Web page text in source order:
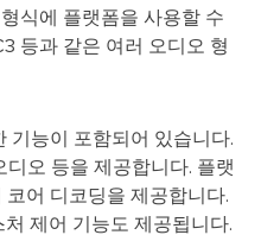
식에 플랫폼을 사용할 수
등과 같은 여러 오디오 형
기능이 포함되어 있습니다.
오 등을 제공합니다. 플랫
어 디코딩을 제공합니다.
제어 기능도 제공됩니다.